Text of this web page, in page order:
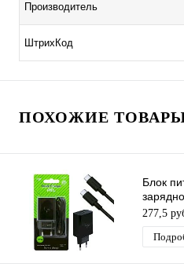
Производитель
ШтрихКод
ПОХОЖИЕ ТОВАРЫ
Блок
вход
C
277,5